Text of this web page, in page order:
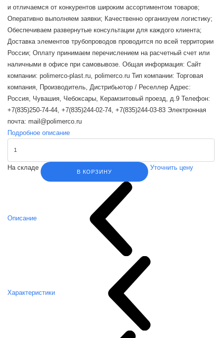
и отличаемся от конкурентов широким ассортиментом товаров;
Оперативно выполняем заявки; Качественно организуем логистику;
Обеспечиваем развернутые консультации для каждого клиента;
Доставка элементов трубопроводов проводится по всей территории
России; Оплату принимаем перечислением на расчетный счет или
наличными в офисе при самовывозе. Общая информация: Сайт
компании: polimerco-plast.ru, polimerco.ru Тип компании: Торговая
компания, Производитель, Дистрибьютор / Реселлер Адрес:
Россия, Чувашия, Чебоксары, Керамзитовый проезд, д.9 Телефон:
+7(835)250-74-44, +7(835)244-02-74, +7(835)244-03-83 Электронная
почта: mail@polimerco.ru
Подробное описание
На складе
В КОРЗИНУ
Уточнить цену
Описание
Характеристики